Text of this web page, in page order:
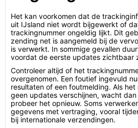
Het kan voorkomen dat de
uit IJsland niet wordt bijgewerkt of
trackingnummer ongeldig lijkt. Dit
zending net is aangemeld bij de
is verwerkt. In sommige gevallen
voordat de eerste updates zichtbaar
Controleer altijd of het
overgenomen. Een foutief ingevuld
resultaten of een foutmelding. Als het
geen updates verschijnen, wacht
probeer het opnieuw. Soms
gegevens met vertraging, vooral
bij internationale verzendingen.